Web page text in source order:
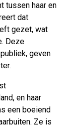
tussen haar en
dat
gezet, wat
Deze
geven
en haar
een boeiend
Ze is